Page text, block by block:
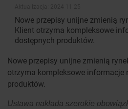
Nowe przepisy unijne zmienią
Klient otrzyma kompleksowe
dostępnych produktów.
Nowe przepisy unijne zmienią
otrzyma kompleksowe informacje
produktów.
Ustawa nakłada szerokie